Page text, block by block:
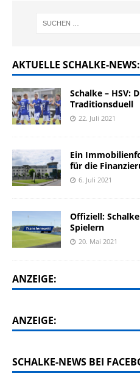
AKTUELLE SCHALKE-NEWS:
Schalke – HSV:
Traditionsduell
22. Juli 2021
Ein
für die
6. Juli 2021
Offiziell:
Spielern
20. Mai 2021
ANZEIGE:
ANZEIGE:
SCHALKE-NEWS BEI